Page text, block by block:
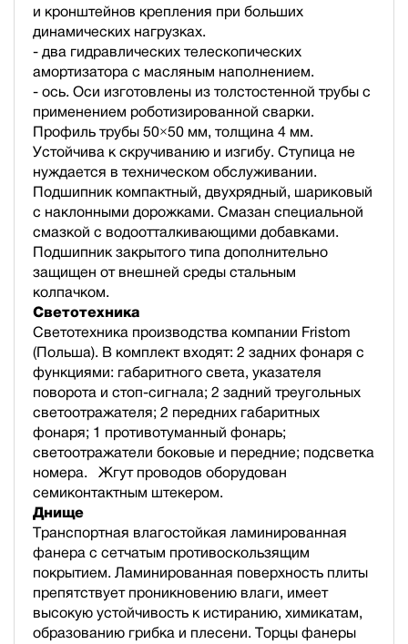
и кронштейнов крепления при больших
динамических нагрузках.
- два гидравлических телескопических
амортизатора с масляным наполнением.
- ось. Оси изготовлены из толстостенной трубы с
применением роботизированной сварки.
Профиль трубы 50×50 мм, толщина 4 мм.
Устойчива к скручиванию и изгибу. Ступица не
нуждается в техническом обслуживании.
Подшипник компактный, двухрядный, шариковый
с наклонными дорожками. Смазан специальной
смазкой с водоотталкивающими добавками.
Подшипник закрытого типа дополнительно
защищен от внешней среды стальным
колпачком.
Светотехника
Светотехника производства компании Fristom
(Польша). В комплект входят: 2 задних фонаря с
функциями: габаритного света, указателя
поворота и стоп-сигнала; 2 задний треугольных
светоотражателя; 2 передних габаритных
фонаря; 1 противотуманный фонарь;
светоотражатели боковые и передние; подсветка
номера. Жгут проводов оборудован
семиконтактным штекером.
Днище
Транспортная влагостойкая ламинированная
фанера с сетчатым противоскользящим
покрытием. Ламинированная поверхность плиты
препятствует проникновению влаги, имеет
высокую устойчивость к истиранию, химикатам,
образованию грибка и плесени. Торцы фанеры